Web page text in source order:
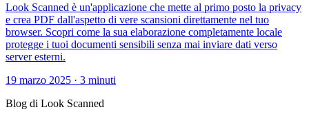
Look Scanned è un'applicazione che mette al primo posto la privacy
e crea PDF dall'aspetto di vere scansioni direttamente nel tuo
browser. Scopri come la sua elaborazione completamente locale
protegge i tuoi documenti sensibili senza mai inviare dati verso
server esterni.
19 marzo 2025 · 3 minuti
Blog di Look Scanned